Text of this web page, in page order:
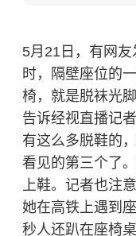
5月21日，有网
时，隔壁座位的
椅，就是脱袜光
告诉经视直播记
有这么多脱鞋的
看见的第三个了
上鞋。记者也注
她在高铁上遇到
秒人还趴在座椅